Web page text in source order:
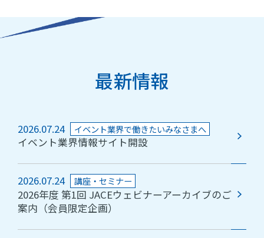
最新情報
2026.07.24 イベント業界で働きたいみなさまへ
イベント業界情報サイト開設
2026.07.24 講座・セミナー
2026年度 第1回 JACEウェビナーアーカイブのご
案内（会員限定企画）